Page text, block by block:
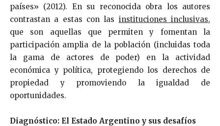
países» (2012). En su reconocida obra los autores
contrastan a estas con las instituciones inclusivas,
que son aquellas que permiten y fomentan la
participación amplia de la población (incluidas toda
la gama de actores de poder) en la actividad
económica y política, protegiendo los derechos de
propiedad y promoviendo la igualdad de
oportunidades.
Diagnóstico: El Estado Argentino y sus desafíos